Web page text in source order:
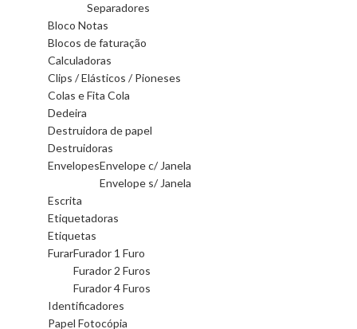
Separadores
Bloco Notas
Blocos de faturação
Calculadoras
Clips / Elásticos / Pioneses
Colas e Fita Cola
Dedeira
Destruidora de papel
Destruidoras
EnvelopesEnvelope c/ Janela
Envelope s/ Janela
Escrita
Etiquetadoras
Etiquetas
FurarFurador 1 Furo
Furador 2 Furos
Furador 4 Furos
Identificadores
Papel Fotocópia